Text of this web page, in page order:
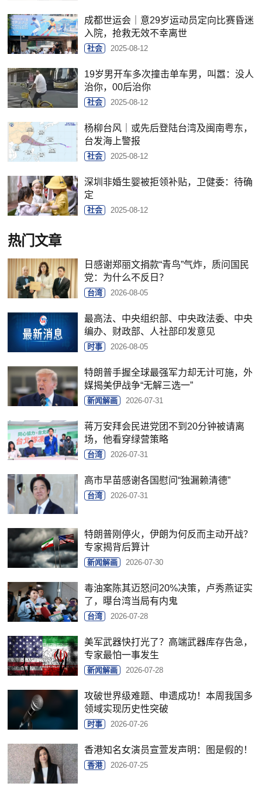
成都世运会｜意29岁运动员定向比赛昏迷
入院，抢救无效不幸离世
社会 2025-08-12
19岁男开车多次撞击单车男，叫嚣：没人
治你，00后治你
社会 2025-08-12
杨柳台风｜或先后登陆台湾及闽南粤东，
台发海上警报
社会 2025-08-12
深圳非婚生婴被拒领补贴，卫健委：待确
定
社会 2025-08-12
热门文章
日感谢郑丽文捐款“青鸟”气炸，质问国民
党：为什么不反日？
台湾 2026-08-05
最高法、中央组织部、中央政法委、中央
编办、财政部、人社部印发意见
时事 2026-08-05
特朗普手握全球最强军力却无计可施，外
媒揭美伊战争“无解三选一”
新闻解画 2026-07-31
蒋万安拜会民进党团不到20分钟被请离
场，他看穿绿营策略
台湾 2026-07-31
高市早苗感谢各国慰问“独漏赖清德”
台湾 2026-07-31
特朗普刚停火，伊朗为何反而主动开战？
专家揭背后算计
新闻解画 2026-07-30
毒油案陈其迈怒问20%决策，卢秀燕证实
了，曝台湾当局有内鬼
台湾 2026-07-28
美军武器快打光了？高端武器库存告急，
专家最怕一事发生
新闻解画 2026-07-28
攻破世界级难题、申遗成功！本周我国多
领域实现历史性突破
时事 2026-07-26
香港知名女演员宣萱发声明：图是假的！
香港 2026-07-25